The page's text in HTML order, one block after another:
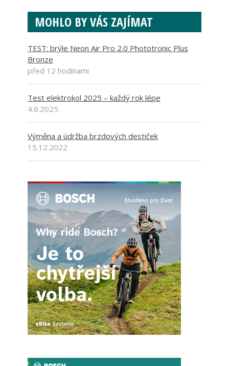
MOHLO BY VÁS ZAJÍMAT
TEST: brýle Neon Air Pro 2.0 Phototronic Plus
Bronze
před 12 hodinami
Test elektrokol 2025 – každý rok lépe
4.6.2025
Výměna a údržba brzdových destiček
15.12.2022